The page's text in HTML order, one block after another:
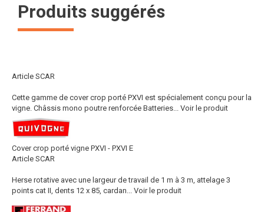
Produits suggérés
Article SCAR
Cette gamme de cover crop porté PXVI est spécialement conçu pour la
vigne. Châssis mono poutre renforcée Batteries...
Voir le produit
Cover crop porté vigne PXVI - PXVI E
Article SCAR
Herse rotative avec une largeur de travail de 1 m à 3 m, attelage 3
points cat II, dents 12 x 85, cardan...
Voir le produit